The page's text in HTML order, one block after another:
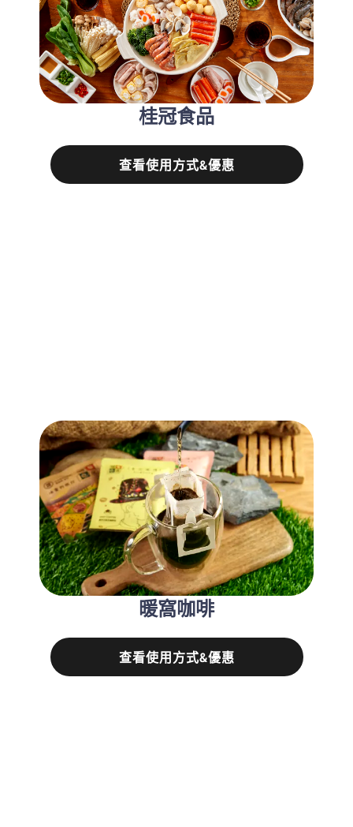
桂冠食品
查看使用方式&優惠
暖窩咖啡
查看使用方式&優惠